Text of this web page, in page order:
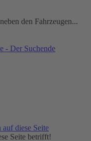
den Fahrzeugen...
- Der Suchende
diese Seite
Seite betrifft!